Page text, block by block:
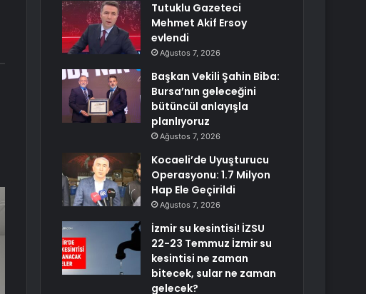
Tutuklu Gazeteci
Mehmet Akif Ersoy
evlendi
Ağustos 7, 2026
Başkan Vekili Şahin Biba:
Bursa’nın geleceğini
bütüncül anlayışla
planlıyoruz
Ağustos 7, 2026
Kocaeli’de Uyuşturucu
Operasyonu: 1.7 Milyon
Hap Ele Geçirildi
Ağustos 7, 2026
İzmir su kesintisi! İZSU
22-23 Temmuz İzmir su
kesintisi ne zaman
bitecek, sular ne zaman
gelecek?